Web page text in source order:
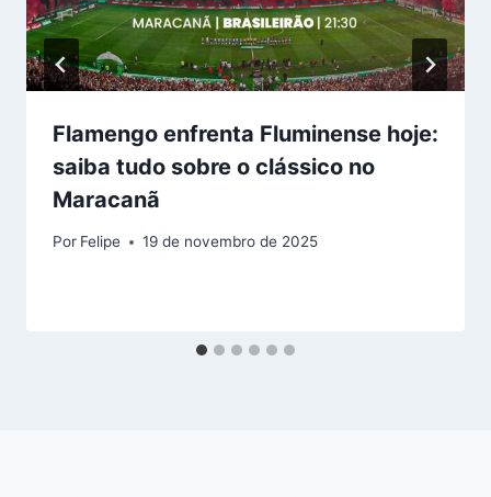
Flamengo enfrenta Fluminense hoje:
saiba tudo sobre o clássico no
Maracanã
Por Felipe 19 de novembro de 2025